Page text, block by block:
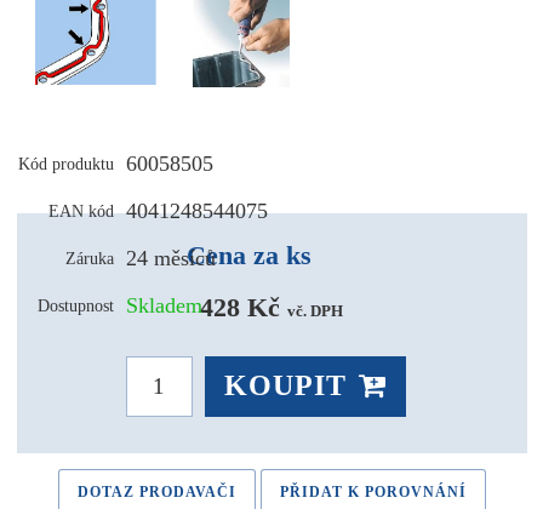
Kód produktu 60058505
EAN kód 4041248544075
Záruka 24 měsíců
Dostupnost Skladem
Cena za ks
428 Kč vč. DPH
KOUPIT
DOTAZ PRODAVAČI PŘIDAT K POROVNÁNÍ